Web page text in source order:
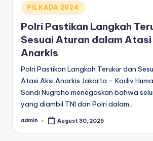
Posted
in
PILKADA 2024
Polri Pastikan Langkah
Sesuai Aturan dalam Atasi
Anarkis
Polri Pastikan Langkah Terukur dan
Atasi Aksi Anarkis Jakarta – Kadiv
Sandi Nugroho menegaskan bahwa
yang diambil TNI dan Polri dalam…
Posted
admin August 30, 2025